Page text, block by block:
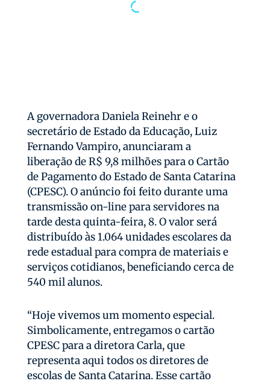
A governadora Daniela Reinehr e o
secretário de Estado da Educação, Luiz
Fernando Vampiro, anunciaram a
liberação de R$ 9,8 milhões para o Cartão
de Pagamento do Estado de Santa Catarina
(CPESC). O anúncio foi feito durante uma
transmissão on-line para servidores na
tarde desta quinta-feira, 8. O valor será
distribuído às 1.064 unidades escolares da
rede estadual para compra de materiais e
serviços cotidianos, beneficiando cerca de
540 mil alunos.
“Hoje vivemos um momento especial.
Simbolicamente, entregamos o cartão
CPESC para a diretora Carla, que
representa aqui todos os diretores de
escolas de Santa Catarina. Esse cartão